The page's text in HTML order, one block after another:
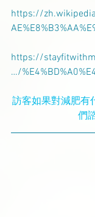
https://
https://
…/
訪客如果對減肥有
們